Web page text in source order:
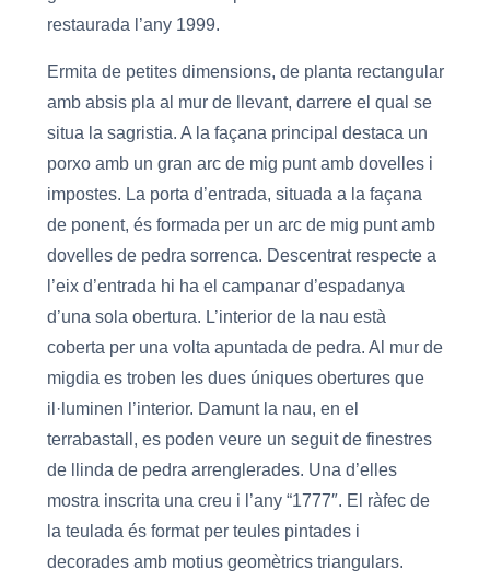
restaurada l’any 1999.
Ermita de petites dimensions, de planta rectangular
amb absis pla al mur de llevant, darrere el qual se
situa la sagristia. A la façana principal destaca un
porxo amb un gran arc de mig punt amb dovelles i
impostes. La porta d’entrada, situada a la façana
de ponent, és formada per un arc de mig punt amb
dovelles de pedra sorrenca. Descentrat respecte a
l’eix d’entrada hi ha el campanar d’espadanya
d’una sola obertura. L’interior de la nau està
coberta per una volta apuntada de pedra. Al mur de
migdia es troben les dues úniques obertures que
il·luminen l’interior. Damunt la nau, en el
terrabastall, es poden veure un seguit de finestres
de llinda de pedra arrenglerades. Una d’elles
mostra inscrita una creu i l’any “1777″. El ràfec de
la teulada és format per teules pintades i
decorades amb motius geomètrics triangulars.